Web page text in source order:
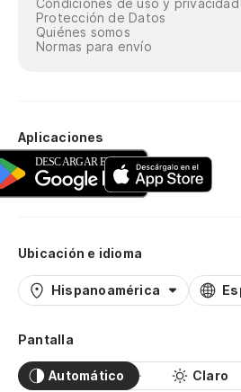
Condiciones de uso y privacidad
Protección de Datos
Quiénes somos
Normas para envío
Aplicaciones
Ubicación e idioma
Hispanoamérica
Pantalla
Automático Claro